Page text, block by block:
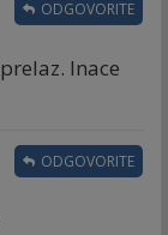
Inace
ODGOVORITE
ODGOVORITE